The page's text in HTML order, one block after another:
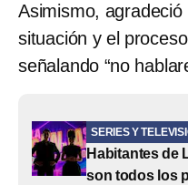
Asimismo, agradeció
situación y el
señalando “no
SERIES Y
Habitantes de
son todos los